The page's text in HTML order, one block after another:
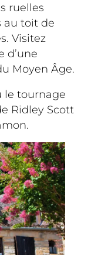
ruelles
au toit de
Visitez
d’une
Moyen Âge.
le tournage
Ridley Scott